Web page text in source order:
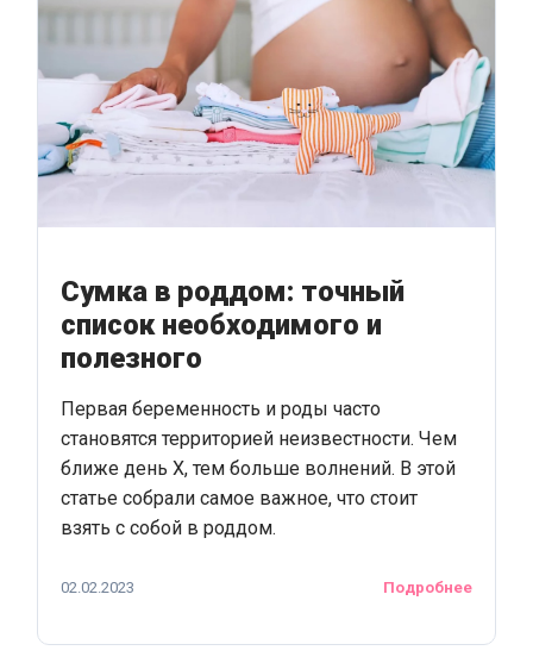
Сумка в роддом: точный
список необходимого и
полезного
Первая беременность и роды часто
становятся территорией неизвестности. Чем
ближе день Х, тем больше волнений. В этой
статье собрали самое важное, что стоит
взять с собой в роддом.
02.02.2023 Подробнее